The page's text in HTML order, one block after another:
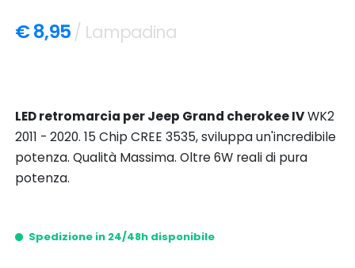
€ 8,95 / Lampadina
LED retromarcia per Jeep Grand cherokee IVWK2
2011 - 2020. 15 Chip CREE 3535, sviluppa un'incredibile
potenza. Qualità Massima. Oltre 6W reali di pura
potenza.
Spedizione in 24/48h disponibile